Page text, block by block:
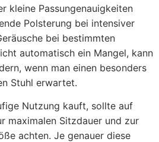
kleine Passungenauigkeiten
Polsterung bei intensiver
bei bestimmten
automatisch ein Mangel, kann
wenn man einen besonders
Stuhl erwartet.
Nutzung kauft, sollte auf
maximalen Sitzdauer und zur
achten. Je genauer diese